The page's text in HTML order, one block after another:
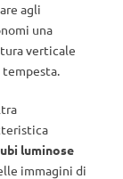
agli
una
verticale
tempesta.
luminose
immagini di